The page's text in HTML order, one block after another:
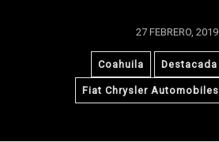
27 FEBRERO, 2019
Coahuila Destacada
Fiat Chrysler Automobiles